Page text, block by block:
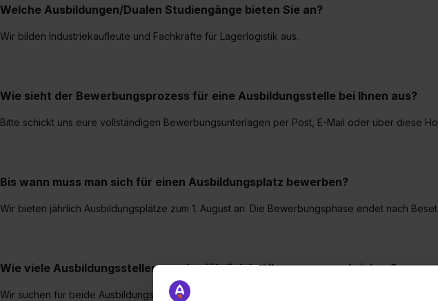
Welche Ausbildungen/Dualen Studiengänge bieten Sie an?
Wir bilden Industriekaufleute und Fachkräfte für Lagerlogistik aus.
Wie sieht der Bewerbungsprozess für eine Ausbildungsstelle bei Ihnen aus?
Bitte schickt uns eure vollständigen Bewerbungsunterlagen per Post, E-Mail oder über diese
Bis wann muss man sich für einen Ausbildungsplatz bewerben?
Wir bieten jährlich Ausbildungsplätze zum 1. August an. Die Bewerbungsphase endet nach
Wie viele Ausbildungsstellen werden jährlich bei Ihnen ausgeschrieben?
Wir suchen für beide Ausbildungsberufe je einen neuen Azubi.